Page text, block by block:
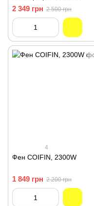
іонізацією CARUSO IONIC,
2400W
2 349 грн 2 500 грн
4
Фен COIFIN, 2300W
1 849 грн 2 200 грн